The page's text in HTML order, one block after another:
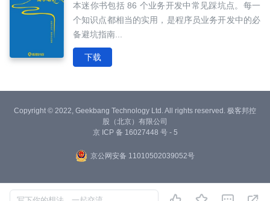
本迷你书包括 86 个业务开发中常见踩坑点。每一
个知识点都相当的实用，是程序员业务开发中的必
备避坑指南...
下载
Copyright © 2022, Geekbang Technology Ltd. All rights reserved. 极客邦控
股（北京）有限公司
京 ICP 备 16027448 号 - 5
京公网安备 11010502039052号